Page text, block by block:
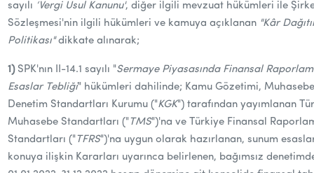
sayılı ‘Vergi Usul Kanunu', diğer ilgili mevzuat hükümleri ile
Sözleşmesi'nin ilgili hükümleri ve kamuya açıklanan "Kâr
Politikası" dikkate alınarak;
1) SPK'nın II-14.1 sayılı "Sermaye Piyasasında Finansal
Esaslar Tebliği" hükümleri dahilinde; Kamu Gözetimi,
Denetim Standartları Kurumu ("KGK") tarafından yayımlanan
Muhasebe Standartları (" TMS")'na ve Türkiye Finansal
Standartları (" TFRS")'na uygun olarak hazırlanan, sunum
konuya ilişkin Kararları uyarınca belirlenen, bağımsız